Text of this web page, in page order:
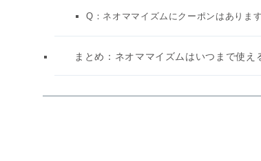
Q：ネオママイズムにクーポンはありま
まとめ：ネオママイズムはいつまで使え